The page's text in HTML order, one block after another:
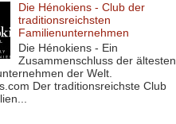
Die Hénokiens - Club der
traditionsreichsten
Familienunternehmen
Die Hénokiens - Ein
Zusammenschluss der ältesten
der Welt.
Der traditionsreichste Club